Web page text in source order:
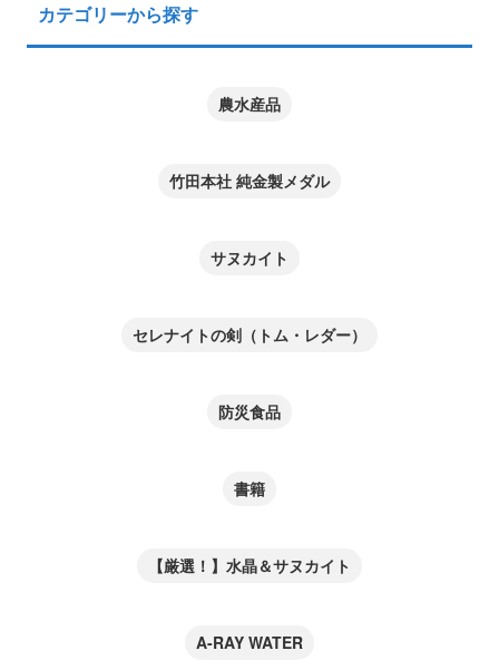
カテゴリーから探す
農水産品
竹田本社 純金製メダル
サヌカイト
セレナイトの剣（トム・レダー）
防災食品
書籍
【厳選！】水晶＆サヌカイト
A-RAY WATER